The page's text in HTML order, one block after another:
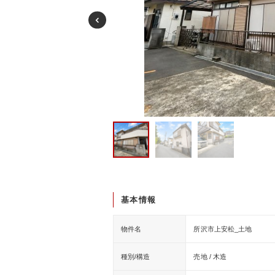
基本情報
物件名 所沢市上安松_土地
種別/構造 売地 / 木造